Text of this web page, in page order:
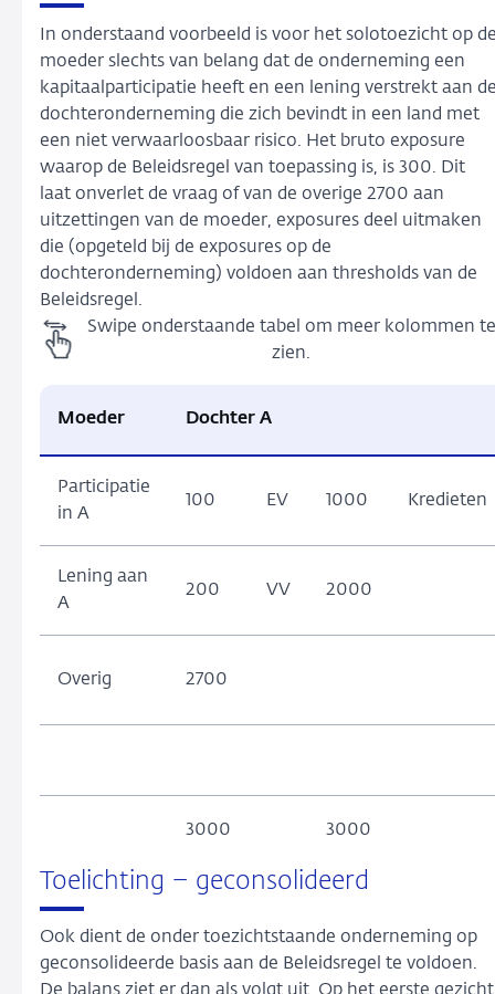
In onderstaand voorbeeld is voor het solotoezicht op
moeder slechts van belang dat de onderneming een
kapitaalparticipatie heeft en een lening verstrekt aan
dochteronderneming die zich bevindt in een land met
een niet verwaarloosbaar risico. Het bruto exposure
waarop de Beleidsregel van toepassing is, is 300. Dit
laat onverlet de vraag of van de overige 2700 aan
uitzettingen van de moeder, exposures deel uitmaken
die (opgeteld bij de exposures op de
dochteronderneming) voldoen aan thresholds van de
Beleidsregel.
Swipe onderstaande tabel om meer kolommen te
zien.
Moeder Dochter A
Participatie
in A
100 EV 1000 Kredieten
Lening aan
A
200 VV 2000
Overig 2700
3000 3000
Toelichting – geconsolideerd
Ook dient de onder toezichtstaande onderneming op
geconsolideerde basis aan de Beleidsregel te voldoen.